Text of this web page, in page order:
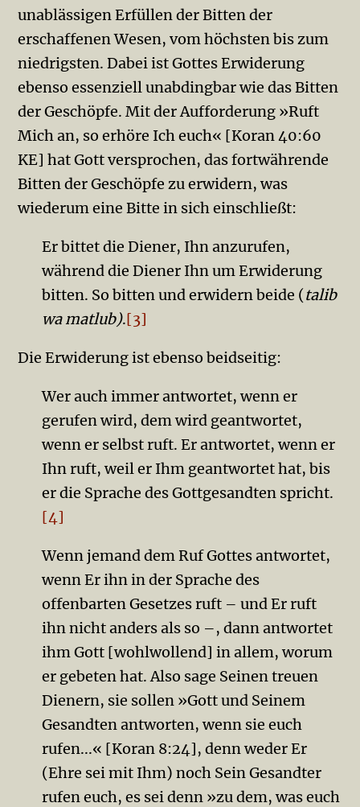
unablässigen Erfüllen der Bitten der
erschaffenen Wesen, vom höchsten bis zum
niedrigsten. Dabei ist Gottes Erwiderung
ebenso essenziell unabdingbar wie das Bitten
der Geschöpfe. Mit der Aufforderung »Ruft
Mich an, so erhöre Ich euch« [Koran 40:60
KE] hat Gott versprochen, das fortwährende
Bitten der Geschöpfe zu erwidern, was
wiederum eine Bitte in sich einschließt:
Er bittet die Diener, Ihn anzurufen,
während die Diener Ihn um Erwiderung
bitten. So bitten und erwidern beide (talib
wa matlub).[3]
Die Erwiderung ist ebenso beidseitig:
Wer auch immer antwortet, wenn er
gerufen wird, dem wird geantwortet,
wenn er selbst ruft. Er antwortet, wenn er
Ihn ruft, weil er Ihm geantwortet hat, bis
er die Sprache des Gott­gesandten spricht.
[4]
Wenn jemand dem Ruf Gottes antwortet,
wenn Er ihn in der Sprache des
offenbarten Gesetzes ruft – und Er ruft
ihn nicht anders als so –, dann antwortet
ihm Gott [wohlwollend] in allem, worum
er gebeten hat. Also sage Seinen treuen
Die­nern, sie sollen »Gott und Seinem
Gesandten antworten, wenn sie euch
rufen...« [Koran 8:24], denn weder Er
(Ehre sei mit Ihm) noch Sein Gesandter
rufen euch, es sei denn »zu dem, was euch